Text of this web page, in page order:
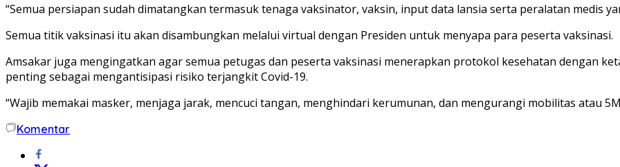
“Semua persiapan sudah dimatangkan termasuk tenaga vaksinator, vaksin, input data lansia serta peralatan medis
Semua titik vaksinasi itu akan disambungkan melalui virtual dengan Presiden untuk menyapa para peserta vaksinasi.
Amsakar juga mengingatkan agar semua petugas dan peserta vaksinasi menerapkan protokol kesehatan dengan
penting sebagai mengantisipasi risiko terjangkit Covid-19.
“Wajib memakai masker, menjaga jarak, mencuci tangan, menghindari kerumunan, dan mengurangi mobilitas atau
Komentar